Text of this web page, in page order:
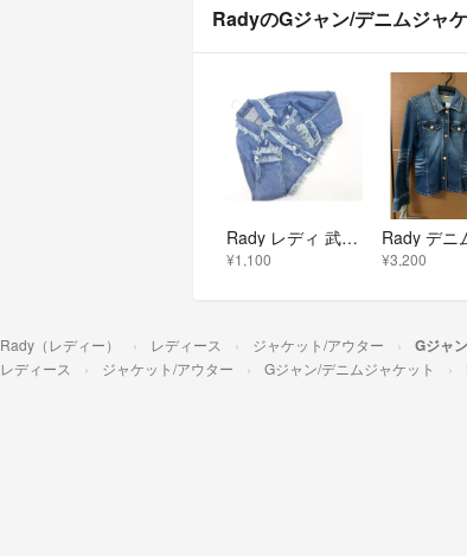
RadyのGジャン/デニムジャ
Rady レディ 武藤静香 ビジューボタン カットオフ Gジャン デニム ジャケット sizeM/青 ■◇ レディース
¥1,100 ¥3,200
Rady（レディー） レディース ジャケット/アウター Gジャ
レディース ジャケット/アウター Gジャン/デニムジャケット